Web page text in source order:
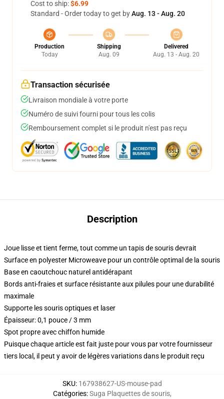
Cost to ship:$6.99
Standard - Order today to get byAug. 13 - Aug. 20
Production
Today
Shipping
Aug. 09
Delivered
Aug. 13 - Aug. 20
Transaction sécurisée
Livraison mondiale à votre porte
Numéro de suivi fourni pour tous les colis
Remboursement complet si le produit n'est pas reçu
Description
Joue lisse et tient ferme, tout comme un tapis de souris devrait
Surface en polyester Microweave pour un contrôle optimal de la souris
Base en caoutchouc naturel antidérapant
Bords anti-fraies et surface résistante aux pilules pour une durabilité
maximale
Supporte les souris optiques et laser
Épaisseur: 0,1 pouce / 3 mm
Spot propre avec chiffon humide
Puisque chaque article est fait juste pour vous par votre fournisseur
tiers local, il peut y avoir de légères variations dans le produit reçu
SKU: 167938627-US-mouse-pad
Catégories:Suga Plaquettes de souris,